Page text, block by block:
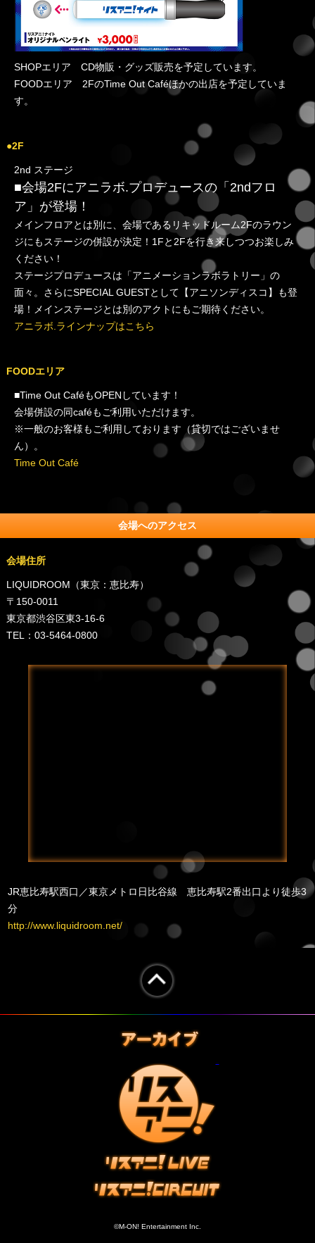
SHOPエリア CD物販・グッズ販売を予定しています。
FOODエリア 2FのTime Out Caféほかの出店を予定していま
す。
●2F
2nd ステージ
■会場2Fにアニラボ.プロデュースの「2ndフロ
ア」が登場！
メインフロアとは別に、会場であるリキッドルーム2Fのラウン
ジにもステージの併設が決定！1Fと2Fを行き来しつつお楽しみ
ください！
ステージプロデュースは「アニメーションラボラトリー」の
面々。さらにSPECIAL GUESTとして【アニソンディスコ】も登
場！メインステージとは別のアクトにもご期待ください。
アニラボ.ラインナップはこちら
FOODエリア
■Time Out CaféもOPENしています！
会場併設の同caféもご利用いただけます。
※一般のお客様もご利用しております（貸切ではございませ
ん）。
Time Out Café
会場へのアクセス
会場住所
LIQUIDROOM（東京：恵比寿）
〒150-0011
東京都渋谷区東3-16-6
TEL：03-5464-0800
JR恵比寿駅西口／東京メトロ日比谷線 恵比寿駅2番出口より徒歩3
分
http://www.liquidroom.net/
©M-ON! Entertainment Inc.